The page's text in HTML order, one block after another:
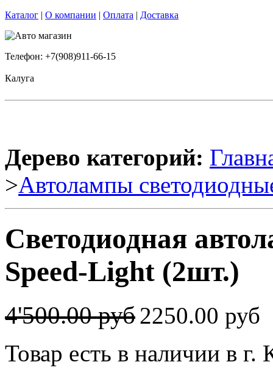
Каталог | О компании | Оплата | Доставка
Телефон: +7(908)911-66-15
Калуга
Дерево категорий:
>Автолампы
Светодиодная
Speed-Light (2шт.)
4'500.00 руб2250.00 руб
Товар есть в наличии в г.